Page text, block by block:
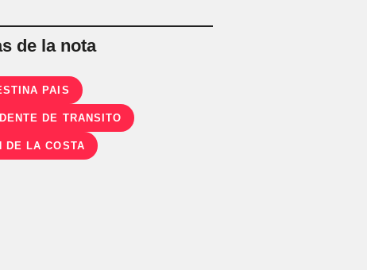
de la nota
PAIS
DE TRANSITO
DE LA COSTA